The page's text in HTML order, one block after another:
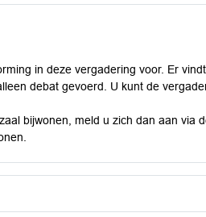
in deze vergadering voor. Er
debat gevoerd. U kunt de
bijwonen, meld u zich dan aan via